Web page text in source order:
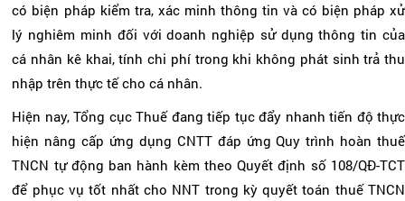
có biện pháp kiểm tra, xác minh thông tin và có biện pháp xử
lý nghiêm minh đối với doanh nghiệp sử dụng thông tin của
cá nhân kê khai, tính chi phí trong khi không phát sinh trả thu
nhập trên thực tế cho cá nhân.
Hiện nay, Tổng cục Thuế đang tiếp tục đẩy nhanh tiến độ thực
hiện nâng cấp ứng dụng CNTT đáp ứng Quy trình hoàn thuế
TNCN tự động ban hành kèm theo Quyết định số 108/QĐ-TCT
để phục vụ tốt nhất cho NNT trong kỳ quyết toán thuế TNCN